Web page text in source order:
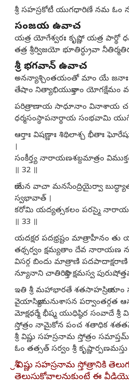
శ్రీ సహస్రకోటీ యుగధారిణే నమ ఓం
సంజయ ఉవాచ
యత్ర యోగేశ్వరః కృష్ణో యత్ర పార్థో
తత్ర శ్రీర్విజయో భూతిర్ధ్రువా
శ్రీ భగవాన్ ఉవాచ
అనన్యాశ్చింతయంతో మాం యే జనాః
తేషాం నిత్యాభియుక్తానాం యోగక్షేమం
పరిత్రాణాయ సాధూనాం వినాశాయ చ
ధర్మసంస్థాపనార్థాయ సంభవామి
ఆర్తాః విషణ్ణాః శిథిలాశ్చ భీతాః
।
సంకీర్త్య నారాయణశబ్దమాత్రం
॥ 32 ॥
కాయేన వాచా మనసేంద్రియైర్వా
స్వభావాత్ ।
కరోమి యద్యత్సకలం పరస్మై
॥ 33 ॥
యదక్షర పదభ్రష్టం మాత్రాహీనం తు
తథ్సర్వం క్షమ్యతాం దేవ నారాయణ
విసర్గ బిందు మాత్రాణి
న్యూనాని చాతిరిక్తాని క్షమస్వ
ఇతి శ్రీ మహాభారతే
వైయాసిక్యామనుశాసన పర్వాంతర్గత
మోక్షధర్మే భీష్మ యుధిష్ఠిర సంవాదే శ్రీ
స్తోత్రం నామైకోన పంచ శతాధిక
శ్రీ విష్ణు సహస్రనామ స్తోత్రం
ఓం తత్సత్ సర్వం శ్రీ కృష్ణార్పణమస్తు
శ్రీ విష్ణు సహస్రనామ స్తోత్రానికి
తెలుసుకోవాలనుకుంటే ఈ